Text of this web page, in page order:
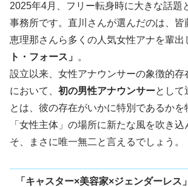
2025年4月、フリー転身時に大きな話題
事務所です。直川さんが選んだのは、皆
恵理那さんら多くの人気女性アナを輩出
ト・フォース」
。
設立以来、女性アナウンサーの象徴的存
において、 初の男性アナウンサーとして
とは、彼の存在がいかに特別であるかを
「女性主体」の場所に新たな風を吹き込
そ、まさに唯一無二と言えるでしょう。
「キャスター×美容家×ジェンダーレス